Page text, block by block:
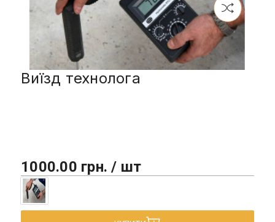
Виїзд технолога
1000.00 грн. / шт